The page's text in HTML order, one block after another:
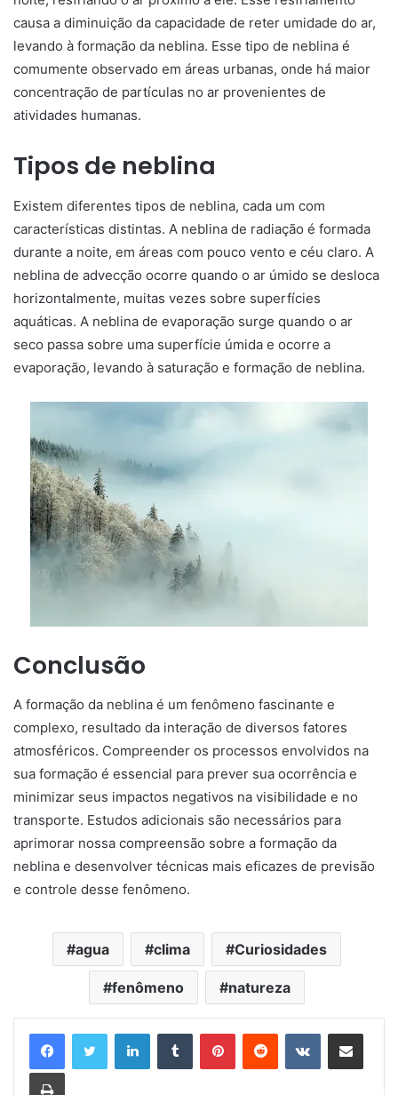
causa a diminuição da capacidade de reter umidade do ar,
levando à formação da neblina. Esse tipo de neblina é
comumente observado em áreas urbanas, onde há maior
concentração de partículas no ar provenientes de
atividades humanas.
Tipos de neblina
Existem diferentes tipos de neblina, cada um com
características distintas. A neblina de radiação é formada
durante a noite, em áreas com pouco vento e céu claro. A
neblina de advecção ocorre quando o ar úmido se desloca
horizontalmente, muitas vezes sobre superfícies
aquáticas. A neblina de evaporação surge quando o ar
seco passa sobre uma superfície úmida e ocorre a
evaporação, levando à saturação e formação de neblina.
Conclusão
A formação da neblina é um fenômeno fascinante e
complexo, resultado da interação de diversos fatores
atmosféricos. Compreender os processos envolvidos na
sua formação é essencial para prever sua ocorrência e
minimizar seus impactos negativos na visibilidade e no
transporte. Estudos adicionais são necessários para
aprimorar nossa compreensão sobre a formação da
neblina e desenvolver técnicas mais eficazes de previsão
e controle desse fenômeno.
agua clima Curiosidades
fenômeno natureza